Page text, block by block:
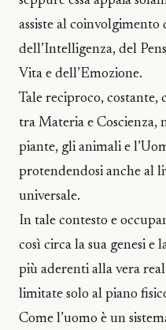
assiste al
dell’Intelligenza, del
Vita e dell’Emozione.
Tale reciproco, costante,
tra Materia e Coscienza,
piante, gli animali e
protendendosi anche al
universale.
In tale contesto e
così circa la sua genesi e
più aderenti alla vera
limitate solo al piano
Come l’uomo è un